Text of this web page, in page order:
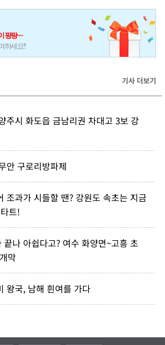
팡팡~~
하세요!!
기사 더보기
주시 화도읍 금남리권 차대고 3보 강
안 구로리방파제
조과가 시들할 땐? 강원도 속초는 지금
트!
나 아쉽다고? 여수 화양면~고흥 초
막
왕국, 남해 흰여를 가다